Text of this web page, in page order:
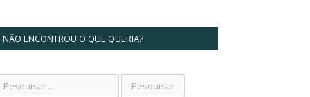
NÃO ENCONTROU O QUE QUERIA?